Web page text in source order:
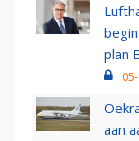
plan
aan